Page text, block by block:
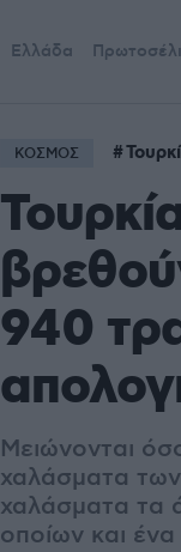
Ελλάδα
ΚΟΣΜΟΣ
940
Μειώνονται
χαλάσματα
χαλάσματα τα
οποίων και